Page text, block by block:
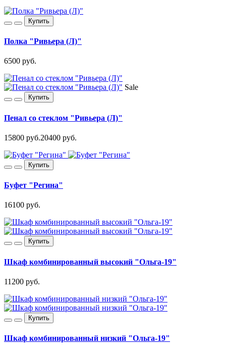
Купить
Полка "Ривьера (Л)"
6500 руб.
Sale
Купить
Пенал со стеклом "Ривьера (Л)"
15800 руб.20400 руб.
Купить
Буфет "Регина"
16100 руб.
Купить
Шкаф комбинированный высокий "Ольга-19"
11200 руб.
Купить
Шкаф комбинированный низкий "Ольга-19"